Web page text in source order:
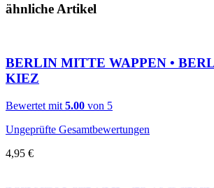
ähnliche Artikel
BERLIN MITTE WAPPEN •
KIEZ
Bewertet mit 5.00 von 5
Ungeprüfte Gesamtbewertungen
4,95 €